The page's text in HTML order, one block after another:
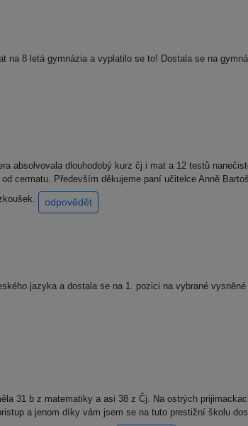
na 8 letá gymnázia a vyplatilo se to! Dostala se na
absolvovala dlouhodobý kurz čj i mat a 12 testů
cermatu. Především děkujeme paní učitelce Anně
odpovědět
jazyka a dostala se na 1. pozici na vybrané vysněné
31 b z matematiky a asi 38 z Čj. Na ostrých
a jenom díky vám jsem se na tuto prestižní školu